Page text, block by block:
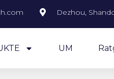
Dezhou,
UM